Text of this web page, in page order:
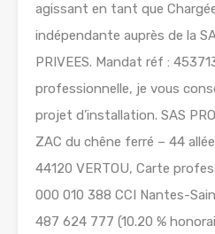
agissant en tant que
indépendante auprès de la
PRIVEES. Mandat réf :
professionnelle, je vous
projet d’installation. SAS
ZAC du chêne ferré – 44
44120 VERTOU, Carte
000 010 388 CCI Nantes-
487 624 777 (10.20 %